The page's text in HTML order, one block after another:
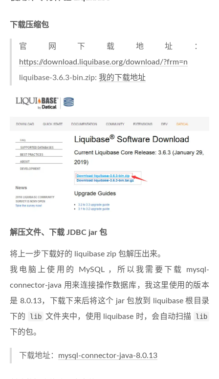
下载压缩包
官网下载地址：
https://download.liquibase.org/download/?frm=n
liquibase-3.6.3-bin.zip: 我的下载地址
解压文件、下载 JDBC jar 包
将上一步下载好的 liquibase zip 包解压出来。
我电脑上使用的 MySQL ，所以我需要下载 mysql-
connector-java 用来连接操作数据库，我这里使用的版本
是 8.0.13，下载下来后将这个 jar 包放到 liquibase 根目录
下的
lib 文件夹中，使用 liquibase 时，会自动扫描
lib
下的包。
下载地址： mysql-connector-java-8.0.13